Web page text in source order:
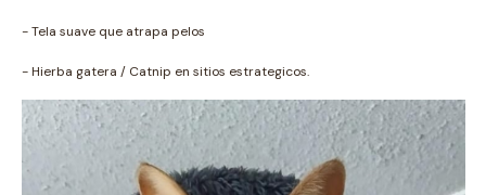
- Tela suave que atrapa pelos
- Hierba gatera / Catnip en sitios estrategicos.